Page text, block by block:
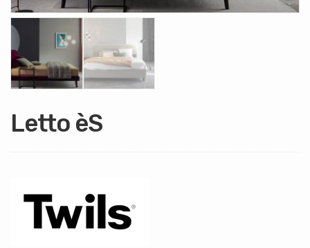
Letto èS